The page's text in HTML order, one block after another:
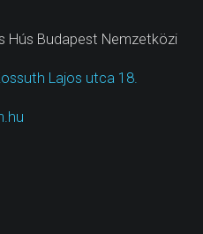
Hús Budapest Nemzetközi
Lajos utca 18.